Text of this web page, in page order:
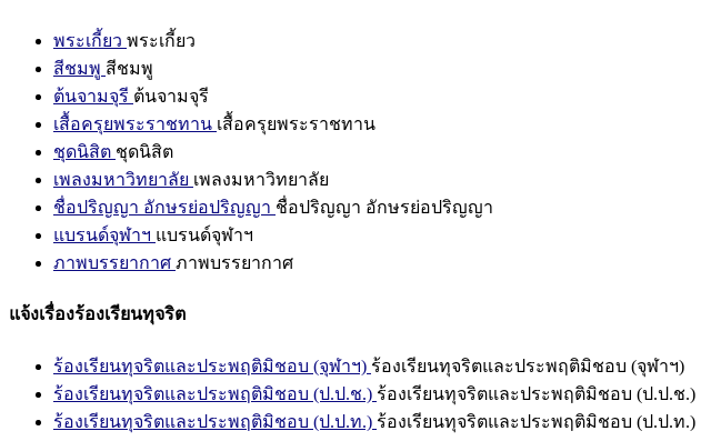
พระเกี้ยว พระเกี้ยว
สีชมพู สีชมพู
ต้นจามจุรี ต้นจามจุรี
เสื้อครุยพระราชทาน เสื้อครุยพระราชทาน
ชุดนิสิต ชุดนิสิต
เพลงมหาวิทยาลัย เพลงมหาวิทยาลัย
ชื่อปริญญา อักษรย่อปริญญา ชื่อปริญญา อักษรย่อปริญญา
แบรนด์จุฬาฯ แบรนด์จุฬาฯ
ภาพบรรยากาศ ภาพบรรยากาศ
แจ้งเรื่องร้องเรียนทุจริต
ร้องเรียนทุจริตและประพฤติมิชอบ (จุฬาฯ) ร้องเรียนทุจริตและประพฤติมิชอบ (จุฬาฯ)
ร้องเรียนทุจริตและประพฤติมิชอบ (ป.ป.ช.) ร้องเรียนทุจริตและประพฤติมิชอบ (ป.ป.ช.)
ร้องเรียนทุจริตและประพฤติมิชอบ (ป.ป.ท.) ร้องเรียนทุจริตและประพฤติมิชอบ (ป.ป.ท.)